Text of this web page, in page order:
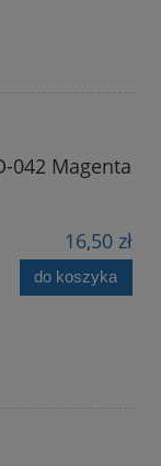
042 Magenta
16,50 zł
do koszyka